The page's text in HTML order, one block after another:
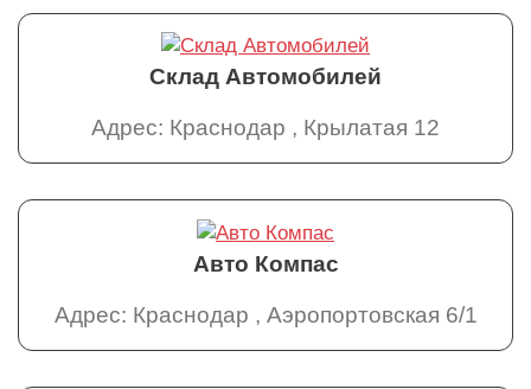
Склад Автомобилей
Адрес: Краснодар , Крылатая 12
Авто Компас
Адрес: Краснодар , Аэропортовская 6/1